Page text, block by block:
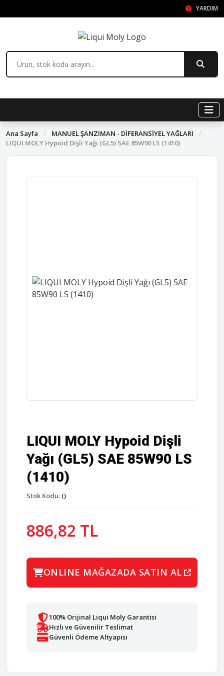
YARDIM
Ana Sayfa / MANUEL ŞANZIMAN - DİFERANSİYEL YAĞLARI
/
LIQUI MOLY Hypoid Dişli Yağı (GL5) SAE 85W90 LS (1410)
LIQUI MOLY Hypoid Dişli
Yağı (GL5) SAE 85W90 LS
(1410)
Stok Kodu: ()
886,82 TL
ONLINE MAĞAZADA SATIN AL
100% Orijinal Liqui Moly Garantisi
Hızlı ve Güvenilir Teslimat
Güvenli Ödeme Altyapısı